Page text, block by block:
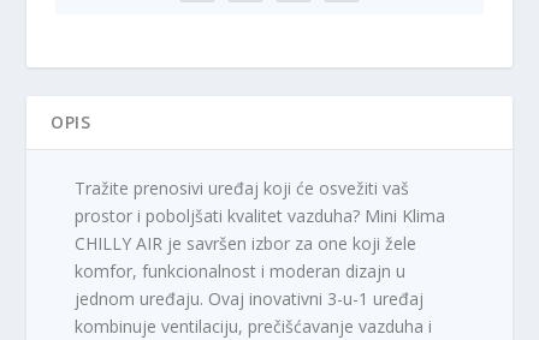
OPIS
Tražite prenosivi uređaj koji će osvežiti vaš
prostor i poboljšati kvalitet vazduha? Mini Klima
CHILLY AIR je savršen izbor za one koji žele
komfor, funkcionalnost i moderan dizajn u
jednom uređaju. Ovaj inovativni 3-u-1 uređaj
kombinuje ventilaciju, prečišćavanje vazduha i